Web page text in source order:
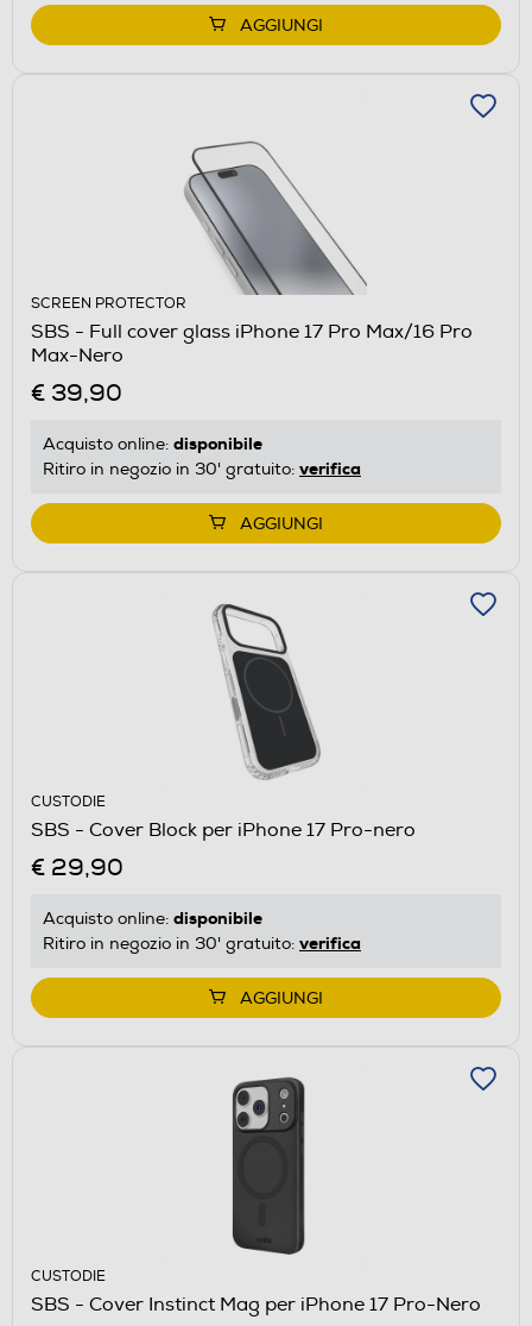
AGGIUNGI
SCREEN PROTECTOR
SBS - Full cover glass iPhone 17 Pro Max/16 Pro
Max-Nero
€ 39,90
Acquisto online: disponibile
Ritiro in negozio in 30' gratuito: verifica
AGGIUNGI
CUSTODIE
SBS - Cover Block per iPhone 17 Pro-nero
€ 29,90
Acquisto online: disponibile
Ritiro in negozio in 30' gratuito: verifica
AGGIUNGI
CUSTODIE
SBS - Cover Instinct Mag per iPhone 17 Pro-Nero